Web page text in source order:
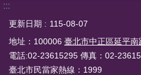
:::
更新日期
115-08-07
地址：100006 臺北市中正區延平南
電話:02-23615295 傳真：02-
臺北市民當家熱線：1999